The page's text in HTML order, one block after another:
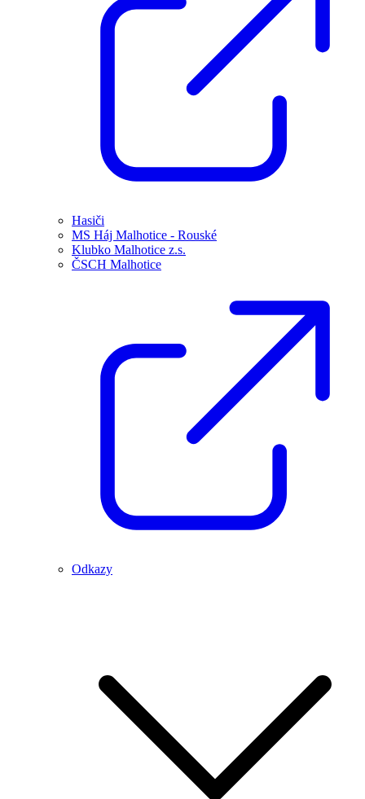
Hasiči
MS Háj Malhotice - Rouské
Klubko Malhotice z.s.
ČSCH Malhotice
Odkazy